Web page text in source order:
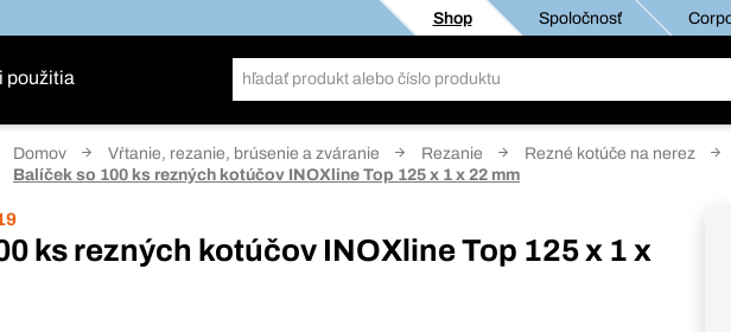
Shop Spoločnosť
použitia
Domov Vŕtanie, rezanie, brúsenie a zváranie Rezanie
Rezné kotúče na nerez
Balíček so 100 ks rezných kotúčov INOXline Top 125 x 1 x 22 mm
ks rezných kotúčov INOXline Top 125 x 1 x